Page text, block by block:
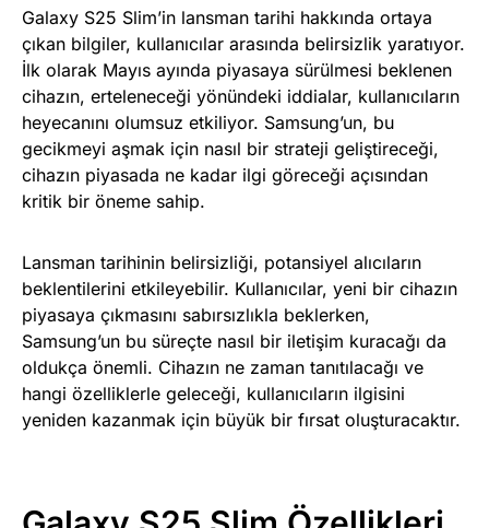
Galaxy S25 Slim’in lansman tarihi hakkında ortaya
çıkan bilgiler, kullanıcılar arasında belirsizlik yaratıyor.
İlk olarak Mayıs ayında piyasaya sürülmesi beklenen
cihazın, erteleneceği yönündeki iddialar, kullanıcıların
heyecanını olumsuz etkiliyor. Samsung’un, bu
gecikmeyi aşmak için nasıl bir strateji geliştireceği,
cihazın piyasada ne kadar ilgi göreceği açısından
kritik bir öneme sahip.
Lansman tarihinin belirsizliği, potansiyel alıcıların
beklentilerini etkileyebilir. Kullanıcılar, yeni bir cihazın
piyasaya çıkmasını sabırsızlıkla beklerken,
Samsung’un bu süreçte nasıl bir iletişim kuracağı da
oldukça önemli. Cihazın ne zaman tanıtılacağı ve
hangi özelliklerle geleceği, kullanıcıların ilgisini
yeniden kazanmak için büyük bir fırsat oluşturacaktır.